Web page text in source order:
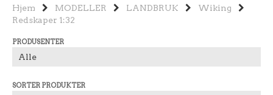
Hjem MODELLER LANDBRUK
Wiking
Redskaper 1:32
PRODUSENTER
SORTER PRODUKTER